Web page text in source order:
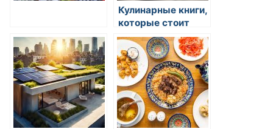
Кулинарные книги,
которые стоит
прочитать